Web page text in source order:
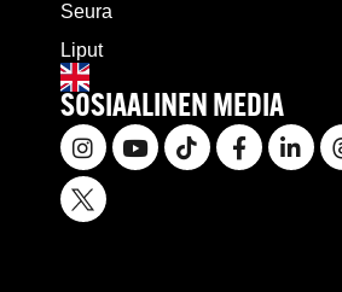
Seura
Liput
SOSIAALINEN MEDIA